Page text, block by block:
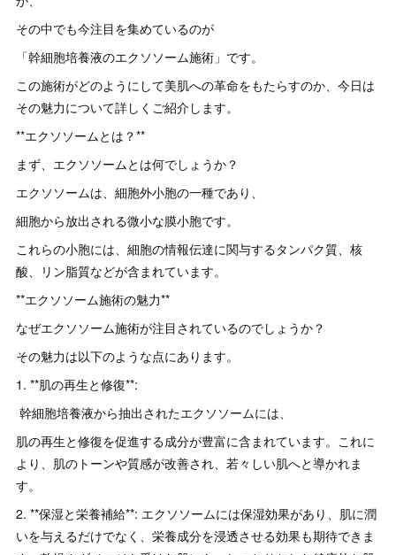
その中でも今注目を集めているのが
「幹細胞培養液のエクソソーム施術」です。
この施術がどのようにして美肌への革命をもたらすのか、今日は
その魅力について詳しくご紹介します。
**エクソソームとは？**
まず、エクソソームとは何でしょうか？
エクソソームは、細胞外小胞の一種であり、
細胞から放出される微小な膜小胞です。
これらの小胞には、細胞の情報伝達に関与するタンパク質、核
酸、リン脂質などが含まれています。
**エクソソーム施術の魅力**
なぜエクソソーム施術が注目されているのでしょうか？
その魅力は以下のような点にあります。
1. **肌の再生と修復**:
幹細胞培養液から抽出されたエクソソームには、
肌の再生と修復を促進する成分が豊富に含まれています。これに
より、肌のトーンや質感が改善され、若々しい肌へと導かれま
す。
2. **保湿と栄養補給**: エクソソームには保湿効果があり、肌に潤
いを与えるだけでなく、栄養成分を浸透させる効果も期待できま